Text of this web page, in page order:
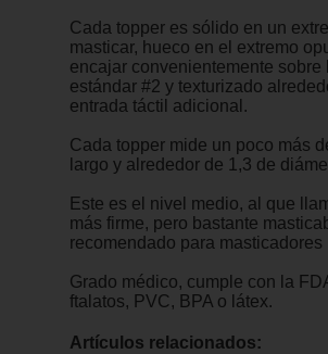
Cada topper es sólido en un
masticar, hueco en el extremo
encajar convenientemente sobre
estándar #2 y texturizado
entrada táctil adicional.
Cada topper mide un poco más
largo y alrededor de 1,3 de
Este es el nivel medio, al que
más firme, pero bastante
recomendado para masticadores
Grado médico, cumple con la
ftalatos, PVC, BPA o látex.
Artículos relacionados: